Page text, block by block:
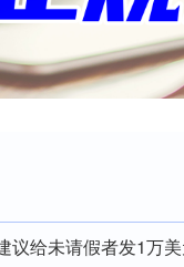
议给未请假者发1万